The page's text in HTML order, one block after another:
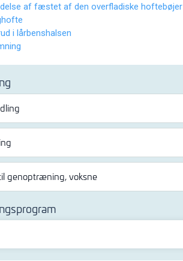
af fæstet af den overfladiske hoftebøjer
i lårbenshalsen
genoptræning, voksne